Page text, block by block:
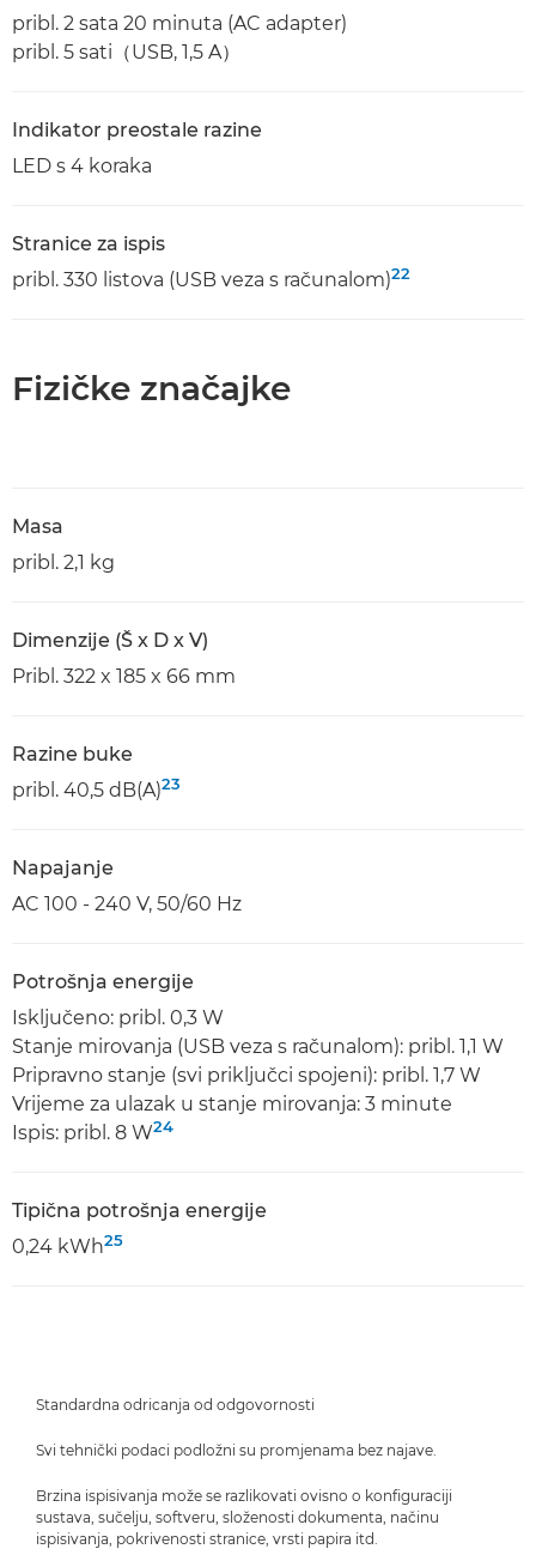
pribl. 2 sata 20 minuta (AC adapter)
pribl. 5 sati（USB, 1,5 A）
Indikator preostale razine
LED s 4 koraka
Stranice za ispis
pribl. 330 listova (USB veza s računalom)22
Fizičke značajke
Masa
pribl. 2,1 kg
Dimenzije (Š x D x V)
Pribl. 322 x 185 x 66 mm
Razine buke
pribl. 40,5 dB(A)23
Napajanje
AC 100 - 240 V, 50/60 Hz
Potrošnja energije
Isključeno: pribl. 0,3 W
Stanje mirovanja (USB veza s računalom): pribl. 1,1 W
Pripravno stanje (svi priključci spojeni): pribl. 1,7 W
Vrijeme za ulazak u stanje mirovanja: 3 minute
Ispis: pribl. 8 W24
Tipična potrošnja energije
0,24 kWh25
Standardna odricanja od odgovornosti
Svi tehnički podaci podložni su promjenama bez najave.
Brzina ispisivanja može se razlikovati ovisno o konfiguraciji
sustava, sučelju, softveru, složenosti dokumenta, načinu
ispisivanja, pokrivenosti stranice, vrsti papira itd.